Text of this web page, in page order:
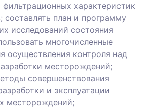
фильтрационных характеристик
составлять план и программу
исследований состояния
многочисленные
осуществления контроля над
месторождений;
совершенствования
и эксплуатации
месторождений;